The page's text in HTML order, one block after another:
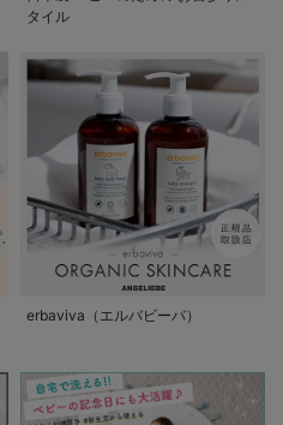
タイル
erbaviva（エルバビーバ）